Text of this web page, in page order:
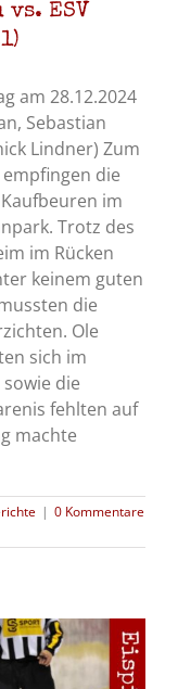
ESV
am 28.12.2024
Sebastian
Lindner) Zum
die
im
Trotz des
im Rücken
keinem guten
die
Ole
sich im
die
fehlten auf
machte
| 0 Kommentare